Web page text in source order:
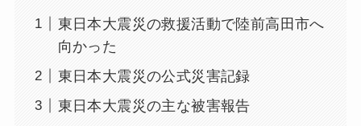
東日本大震災の救援活動で陸前高田市へ
向かった
東日本大震災の公式災害記録
東日本大震災の主な被害報告